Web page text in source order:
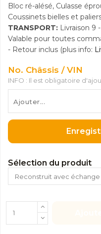
Bloc ré-alésé, Culasse
Coussinets bielles et
TRANSPORT: Livraison 9
Valable pour toutes
- Retour inclus (plus info:
No. Châssis / VIN
INFO : Il est obligatoire
Sélection du produit